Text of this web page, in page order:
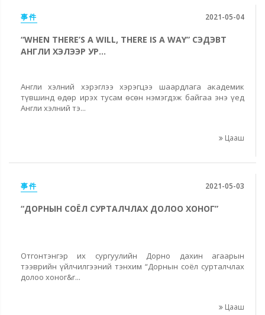
事件 2021-05-04
“WHEN THERE’S A WILL, THERE IS A WAY” СЭДЭВТ
АНГЛИ ХЭЛЭЭР УР...
Англи хэлний хэрэглээ хэрэгцээ шаардлага академик
түвшинд өдөр ирэх тусам өсөн нэмэгдэж байгаа энэ үед
Англи хэлний тэ...
Цааш
事件 2021-05-03
“ДОРНЫН СОЁЛ СУРТАЛЧЛАХ ДОЛОО ХОНОГ”
Отгонтэнгэр их сургуулийн Дорно дахин агаарын
тээврийн үйлчилгээний тэнхим “Дорнын соёл сурталчлах
долоо хоног&r...
Цааш